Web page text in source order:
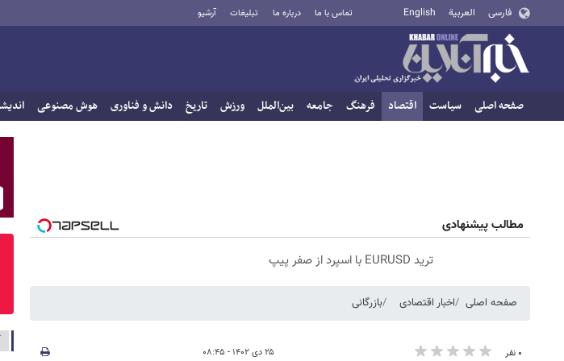
فارسی العربية English تماس با ما درباره ما تبلیغات آرشیو
صفحه اصلی سیاست اقتصاد فرهنگ جامعه بین‌الملل ورزش تاریخ دانش و فناوری هوش مصنوعی
مطالب پیشنهادی
ترید EURUSD با اسپرد از صفر پیپ
صفحه اصلی اخبار اقتصادی بازرگانی
۰ نفر ۲۵ دی ۱۴۰۲ - ۰۸:۴۵